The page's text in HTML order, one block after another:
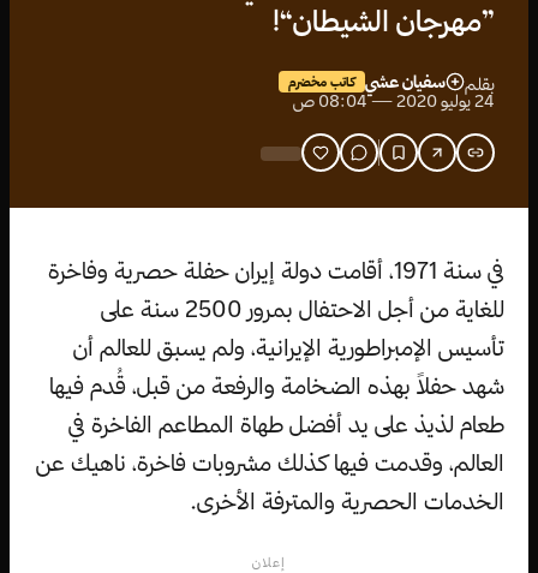
”مهرجان الشيطان“!
بقلم سفيان عشي كاتب مخضرم
24 يوليو 2020 — 08:04 ص
في سنة 1971، أقامت دولة إيران حفلة حصرية وفاخرة
للغاية من أجل الاحتفال بمرور 2500 سنة على
تأسيس الإمبراطورية الإيرانية، ولم يسبق للعالم أن
شهد حفلاً بهذه الضخامة والرفعة من قبل، قُدم فيها
طعام لذيذ على يد أفضل طهاة المطاعم الفاخرة في
العالم، وقدمت فيها كذلك مشروبات فاخرة، ناهيك عن
الخدمات الحصرية والمترفة الأخرى.
إعلان